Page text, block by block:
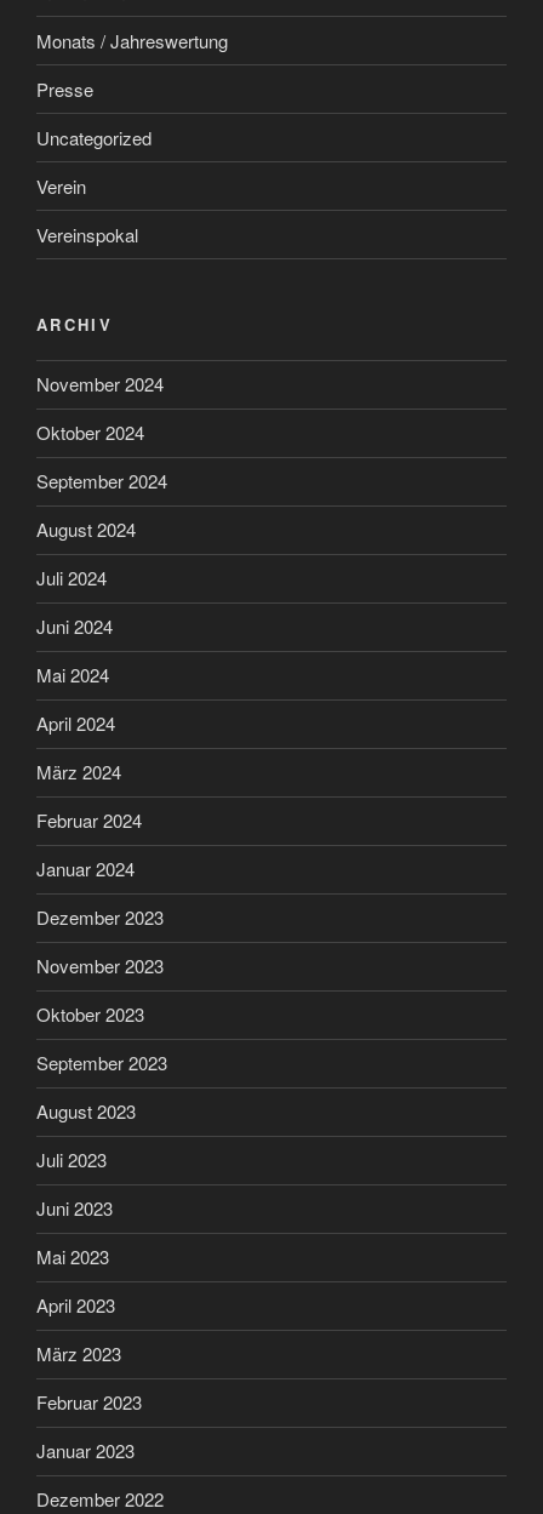
Monats / Jahreswertung
Presse
Uncategorized
Verein
Vereinspokal
ARCHIV
November 2024
Oktober 2024
September 2024
August 2024
Juli 2024
Juni 2024
Mai 2024
April 2024
März 2024
Februar 2024
Januar 2024
Dezember 2023
November 2023
Oktober 2023
September 2023
August 2023
Juli 2023
Juni 2023
Mai 2023
April 2023
März 2023
Februar 2023
Januar 2023
Dezember 2022